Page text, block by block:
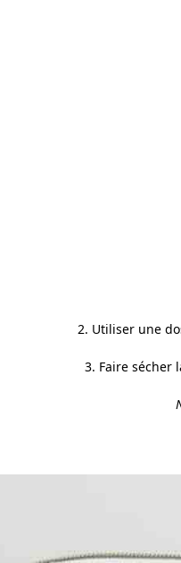
2. Utiliser une
3. Faire sécher